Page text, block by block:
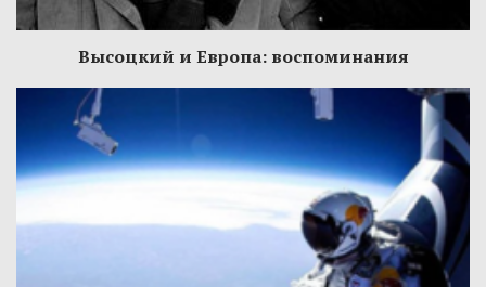
Высоцкий и Европа: воспоминания